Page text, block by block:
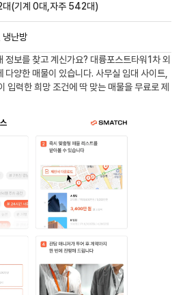
대(기계 0대,자주 542대)
냉난방
정보를 찾고 계신가요? 대륭포스트타워1차외
다양한 매물이 있습니다. 사무실 임대 사이트,
입력한 희망 조건에 딱 맞는 매물을 무료로 제